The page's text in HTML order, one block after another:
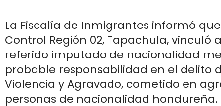
La Fiscalía de Inmigrantes informó
Control Región 02, Tapachula, vinculó
referido imputado de nacionalidad
probable responsabilidad en el delito
Violencia y Agravado, cometido en
personas de nacionalidad hondureña.